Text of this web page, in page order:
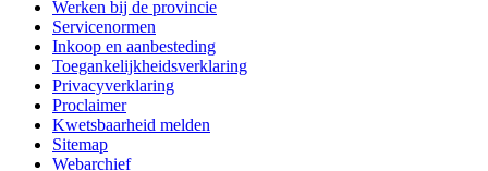
Werken bij de provincie
Servicenormen
Inkoop en aanbesteding
Toegankelijkheidsverklaring
Privacyverklaring
Proclaimer
Kwetsbaarheid melden
Sitemap
Webarchief